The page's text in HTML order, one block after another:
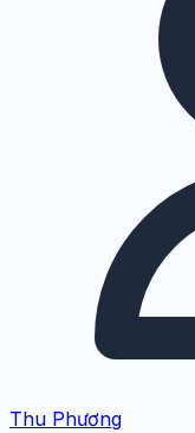
Thu Phương